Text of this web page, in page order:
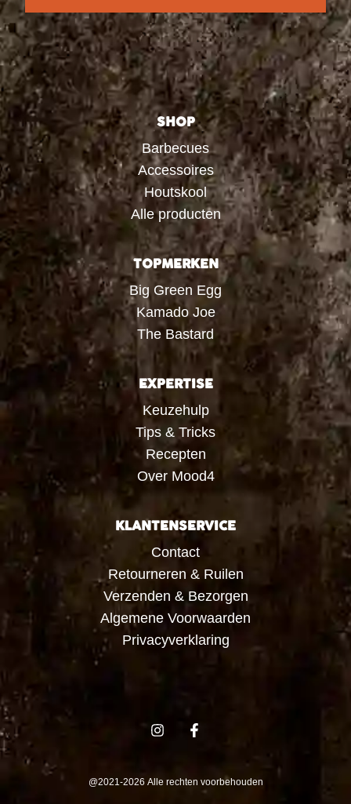
SHOP
Barbecues
Accessoires
Houtskool
Alle producten
TOPMERKEN
Big Green Egg
Kamado Joe
The Bastard
EXPERTISE
Keuzehulp
Tips & Tricks
Recepten
Over Mood4
KLANTENSERVICE
Contact
Retourneren & Ruilen
Verzenden & Bezorgen
Algemene Voorwaarden
Privacyverklaring
@2021-2026 Alle rechten voorbehouden